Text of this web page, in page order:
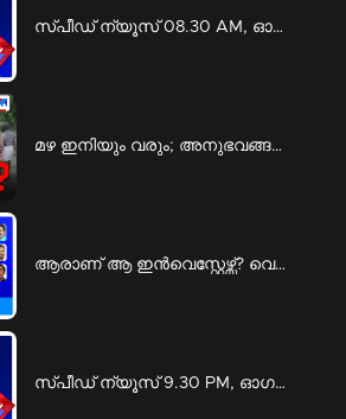
സ്പീഡ് ന്യൂസ് 08.30 AM, ഓഗസ്റ്റ് 06, 2026 | Speed News
മഴ ഇനിയും വരും; അനുഭവങ്ങളില്‍ നിന്ന് പാഠമുള്‍ക്കൊളളണ്ടേ? | Special Programs
ആരാണ് ആ ഇന്‍വെസ്റ്റേഴ്സ്? വെളിപ്പെടുത്താന്‍ മടിയെന്തിന്? | Counter point
സ്പീഡ് ന്യൂസ് 9.30 PM, ഓഗസ്റ്റ് 05, 2026 | Speed News